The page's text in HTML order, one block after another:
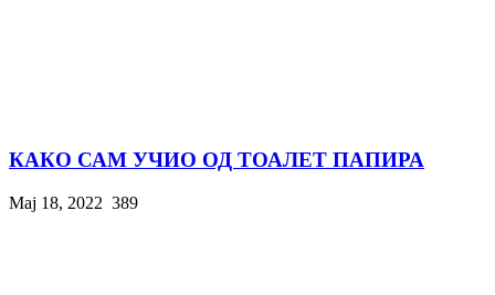
КАКО САМ УЧИО ОД ТОАЛЕТ ПАПИРА
Мај 18, 2022 389